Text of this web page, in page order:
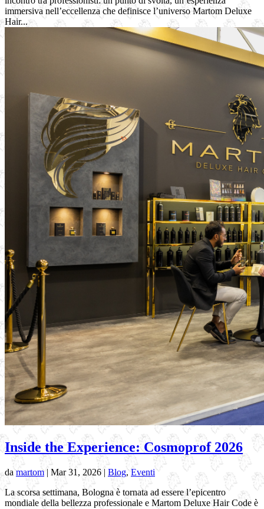
immersiva nell’eccellenza che definisce l’universo Martom Deluxe
Hair...
Inside the Experience: Cosmoprof 2026
damartom | Mar 31, 2026 | Blog,Eventi
La scorsa settimana, Bologna è tornata ad essere l’epicentro
mondiale della bellezza professionale e Martom Deluxe Hair Code è